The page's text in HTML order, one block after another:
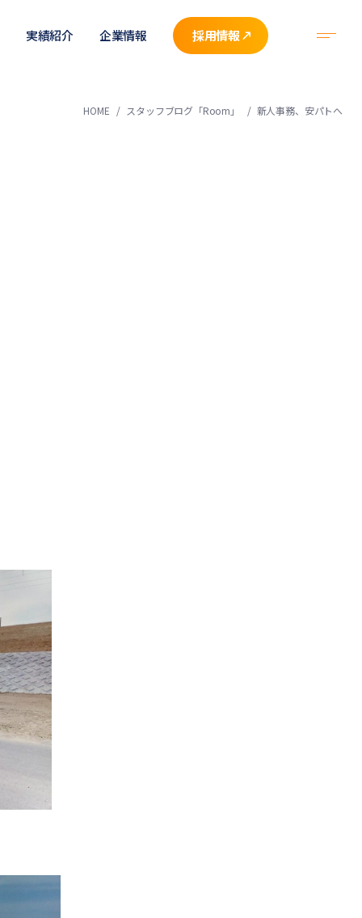
実績紹介 企業情報 採用情報
HOME スタッフブログ「Room」 新人事務、安パトへ